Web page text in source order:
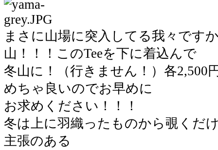
まさに山場に突入してる我々です
山！！！このTeeを下に着込んで
冬山に！（行きません！）各2,500
めちゃ良いのでお早めに
お求めください！！！
冬は上に羽織ったものから覗くだ
主張のある